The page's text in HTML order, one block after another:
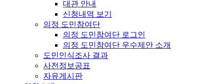
대관 안내
신청내역 보기
의정 도민참여단
의정 도민참여단 로그인
의정 도민참여단 우수제안 소개
도민인식조사 결과
사전정보공표
자유게시판